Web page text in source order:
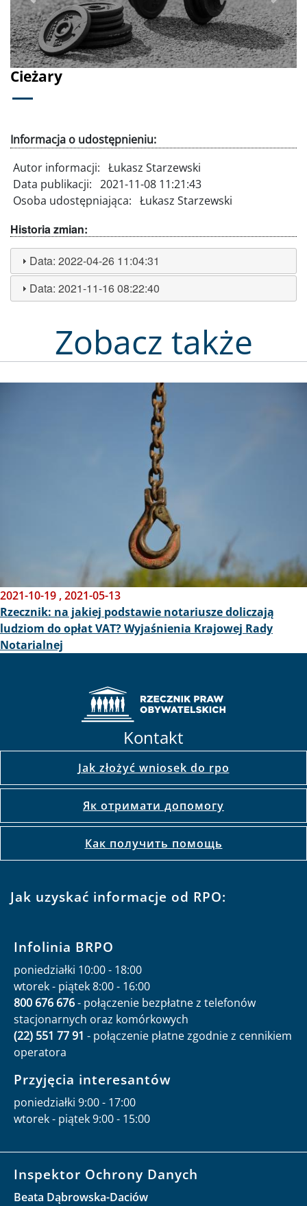
Cieżary
Poprzednie Dalej
Informacja o udostępnieniu:
Autor informacji: Łukasz Starzewski
Data publikacji: 2021-11-08 11:21:43
Osoba udostępniająca: Łukasz Starzewski
Historia zmian:
Data:2022-04-26 11:04:31
Data:2021-11-16 08:22:40
Zobacz także
2021-10-19 ,2021-05-13
Rzecznik: na jakiej podstawie notariusze doliczają
ludziom do opłat VAT? Wyjaśnienia Krajowej Rady
Notarialnej
Kontakt
Jak złożyć wniosek do rpo
Як отримати допомогу
Как получить помощь
Jak uzyskać informacje od RPO:
Infolinia BRPO
poniedziałki 10:00 - 18:00
wtorek - piątek 8:00 - 16:00
800 676 676- połączenie bezpłatne z telefonów
stacjonarnych oraz komórkowych
(22) 551 77 91 - połączenie płatne zgodnie z cennikiem
operatora
Przyjęcia interesantów
poniedziałki 9:00 - 17:00
wtorek - piątek 9:00 - 15:00
Inspektor Ochrony Danych
Beata Dąbrowska-Daciów